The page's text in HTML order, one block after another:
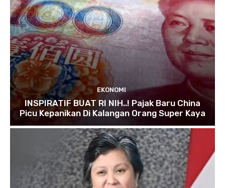
EKONOMI
INSPIRATIF BUAT RI NIH..! Pajak Baru China
Picu Kepanikan Di Kalangan Orang Super Kaya